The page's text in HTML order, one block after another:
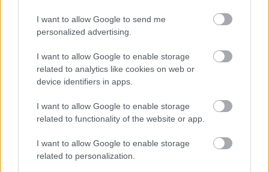
I want to allow Google to send me
personalized advertising.
I want to allow Google to enable storage
related to analytics like cookies on web or
device identifiers in apps.
I want to allow Google to enable storage
related to functionality of the website or app.
I want to allow Google to enable storage
related to personalization.
NB I: Gruber vezérletével simán verte
a Fradi az újoncot, a friss igazolás is
betalált - videó
A Barcika küzdött a Fradi ellen, de a címvédő így is
három góllal legyőzte az élvonal újoncát.
Itt állíthatod be, hogy a Csakfoci az elsők
között legyen a Google-találatokban